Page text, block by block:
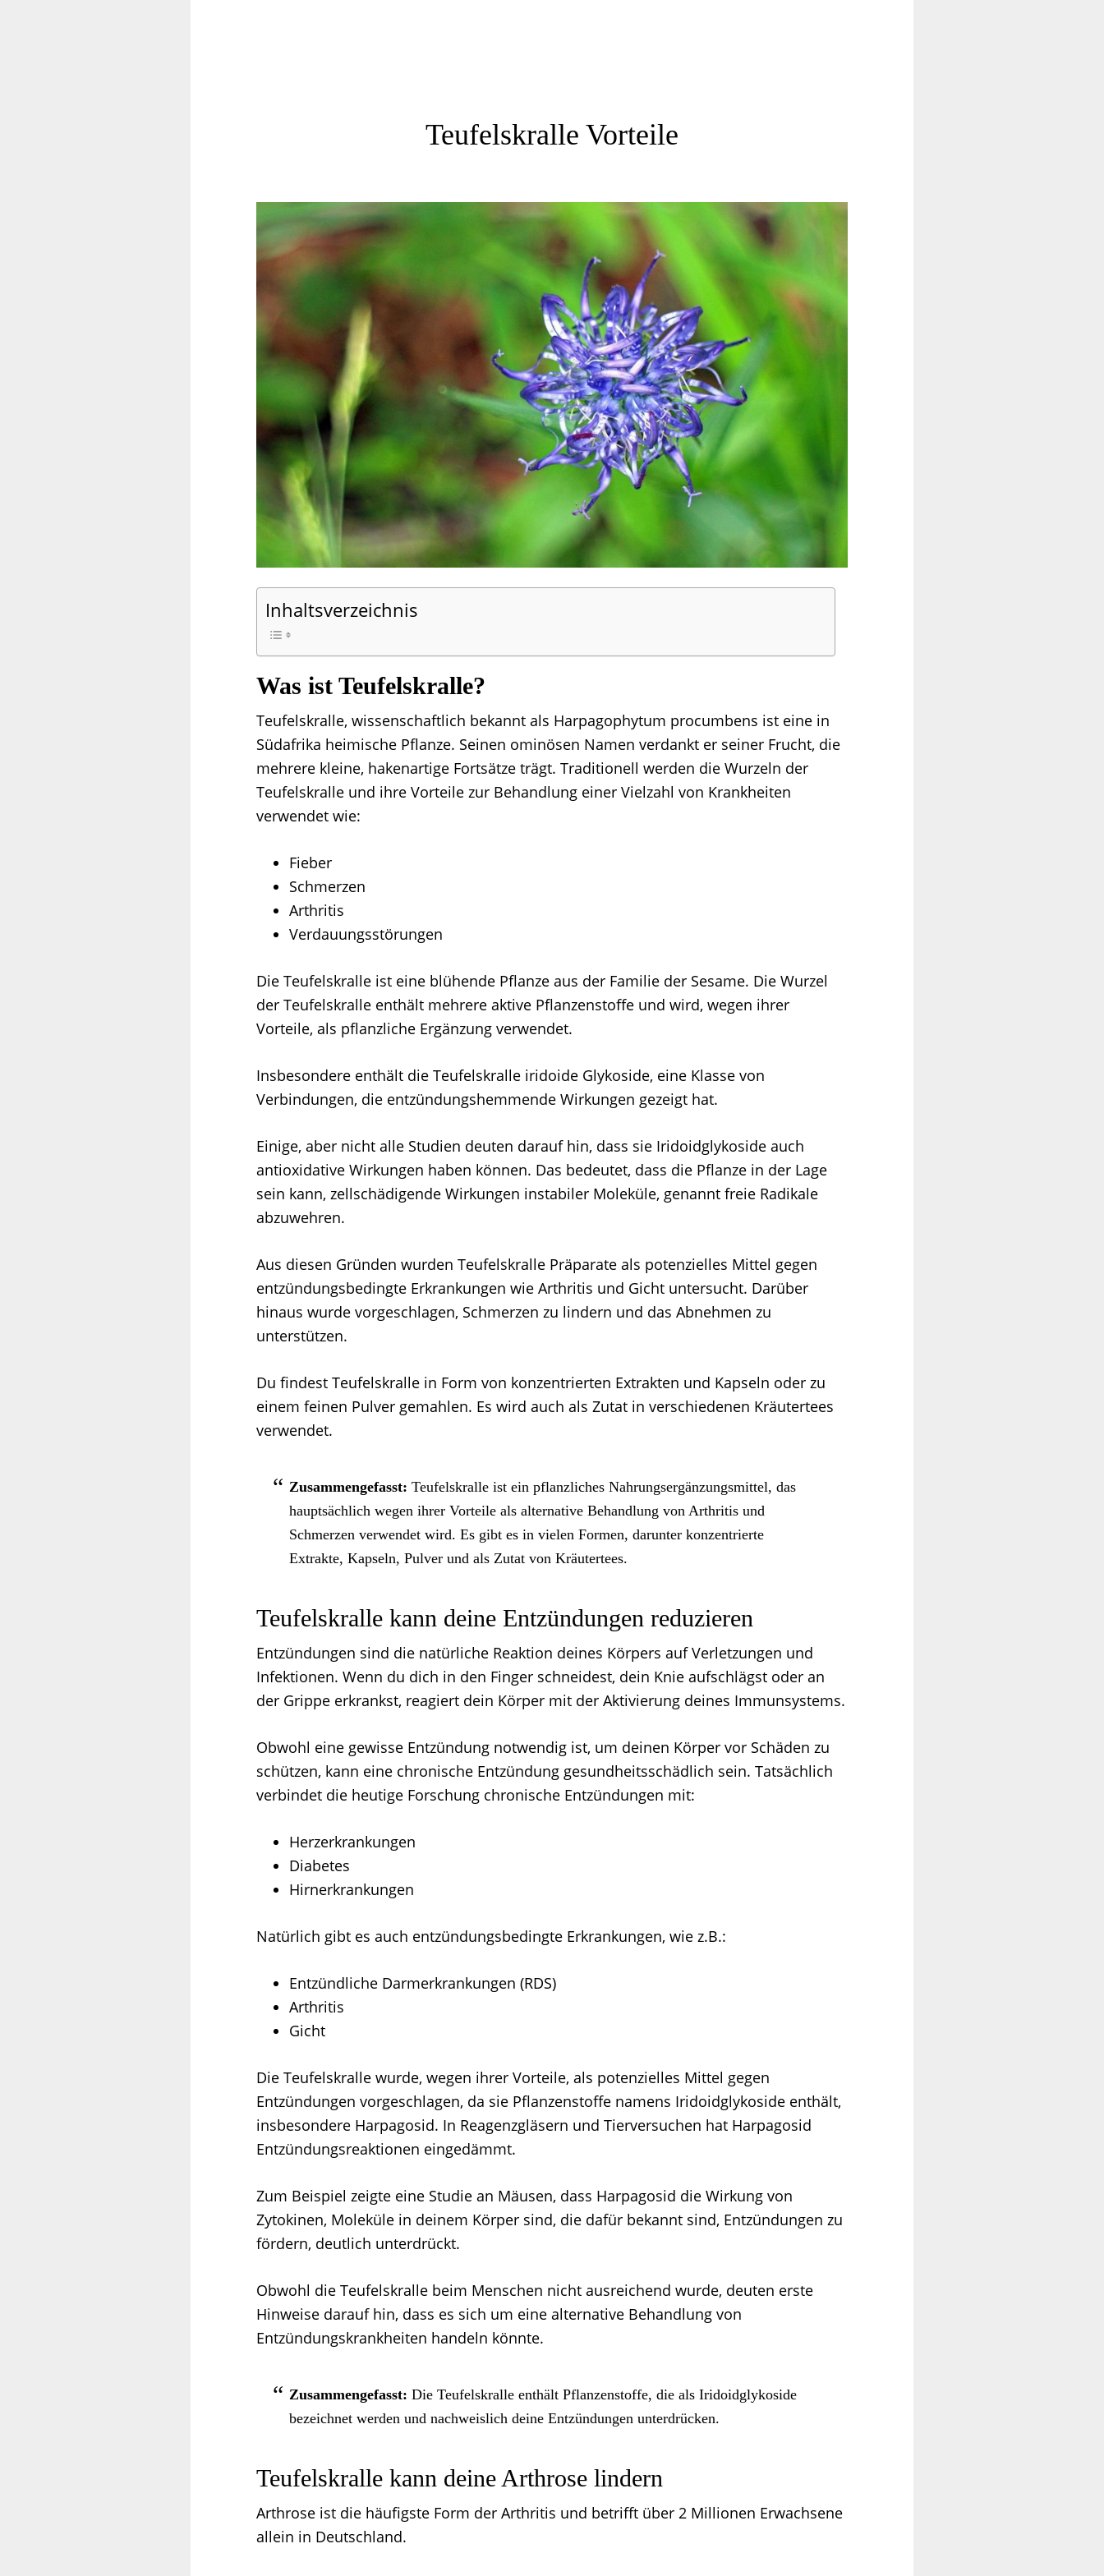
Teufelskralle Vorteile
Inhaltsverzeichnis
Was ist Teufelskralle?
Teufelskralle, wissenschaftlich bekannt als Harpagophytum procumbens ist eine in
Südafrika heimische Pflanze. Seinen ominösen Namen verdankt er seiner Frucht, die
mehrere kleine, hakenartige Fortsätze trägt. Traditionell werden die Wurzeln der
Teufelskralle und ihre Vorteile zur Behandlung einer Vielzahl von Krankheiten
verwendet wie:
Fieber
Schmerzen
Arthritis
Verdauungsstörungen
Die Teufelskralle ist eine blühende Pflanze aus der Familie der Sesame. Die Wurzel
der Teufelskralle enthält mehrere aktive Pflanzenstoffe und wird, wegen ihrer
Vorteile, als pflanzliche Ergänzung verwendet.
Insbesondere enthält die Teufelskralle iridoide Glykoside, eine Klasse von
Verbindungen, die entzündungshemmende Wirkungen gezeigt hat.
Einige, aber nicht alle Studien deuten darauf hin, dass sie Iridoidglykoside auch
antioxidative Wirkungen haben können. Das bedeutet, dass die Pflanze in der Lage
sein kann, zellschädigende Wirkungen instabiler Moleküle, genannt freie Radikale
abzuwehren.
Aus diesen Gründen wurden Teufelskralle Präparate als potenzielles Mittel gegen
entzündungsbedingte Erkrankungen wie Arthritis und Gicht untersucht. Darüber
hinaus wurde vorgeschlagen, Schmerzen zu lindern und das Abnehmen zu
unterstützen.
Du findest Teufelskralle in Form von konzentrierten Extrakten und Kapseln oder zu
einem feinen Pulver gemahlen. Es wird auch als Zutat in verschiedenen Kräutertees
verwendet.
Zusammengefasst: Teufelskralle ist ein pflanzliches Nahrungsergänzungsmittel, das
hauptsächlich wegen ihrer Vorteile als alternative Behandlung von Arthritis und
Schmerzen verwendet wird. Es gibt es in vielen Formen, darunter konzentrierte
Extrakte, Kapseln, Pulver und als Zutat von Kräutertees.
Teufelskralle kann deine Entzündungen reduzieren
Entzündungen sind die natürliche Reaktion deines Körpers auf Verletzungen und
Infektionen. Wenn du dich in den Finger schneidest, dein Knie aufschlägst oder an
der Grippe erkrankst, reagiert dein Körper mit der Aktivierung deines Immunsystems.
Obwohl eine gewisse Entzündung notwendig ist, um deinen Körper vor Schäden zu
schützen, kann eine chronische Entzündung gesundheitsschädlich sein. Tatsächlich
verbindet die heutige Forschung chronische Entzündungen mit:
Herzerkrankungen
Diabetes
Hirnerkrankungen
Natürlich gibt es auch entzündungsbedingte Erkrankungen, wie z.B.:
Entzündliche Darmerkrankungen (RDS)
Arthritis
Gicht
Die Teufelskralle wurde, wegen ihrer Vorteile, als potenzielles Mittel gegen
Entzündungen vorgeschlagen, da sie Pflanzenstoffe namens Iridoidglykoside enthält,
insbesondere Harpagosid. In Reagenzgläsern und Tierversuchen hat Harpagosid
Entzündungsreaktionen eingedämmt.
Zum Beispiel zeigte eine Studie an Mäusen, dass Harpagosid die Wirkung von
Zytokinen, Moleküle in deinem Körper sind, die dafür bekannt sind, Entzündungen zu
fördern, deutlich unterdrückt.
Obwohl die Teufelskralle beim Menschen nicht ausreichend wurde, deuten erste
Hinweise darauf hin, dass es sich um eine alternative Behandlung von
Entzündungskrankheiten handeln könnte.
Zusammengefasst: Die Teufelskralle enthält Pflanzenstoffe, die als Iridoidglykoside
bezeichnet werden und nachweislich deine Entzündungen unterdrücken.
Teufelskralle kann deine Arthrose lindern
Arthrose ist die häufigste Form der Arthritis und betrifft über 2 Millionen Erwachsene
allein in Deutschland.